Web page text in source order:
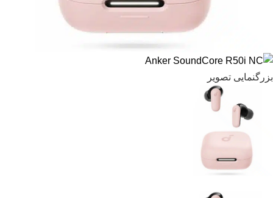
بزرگنمایی تصویر